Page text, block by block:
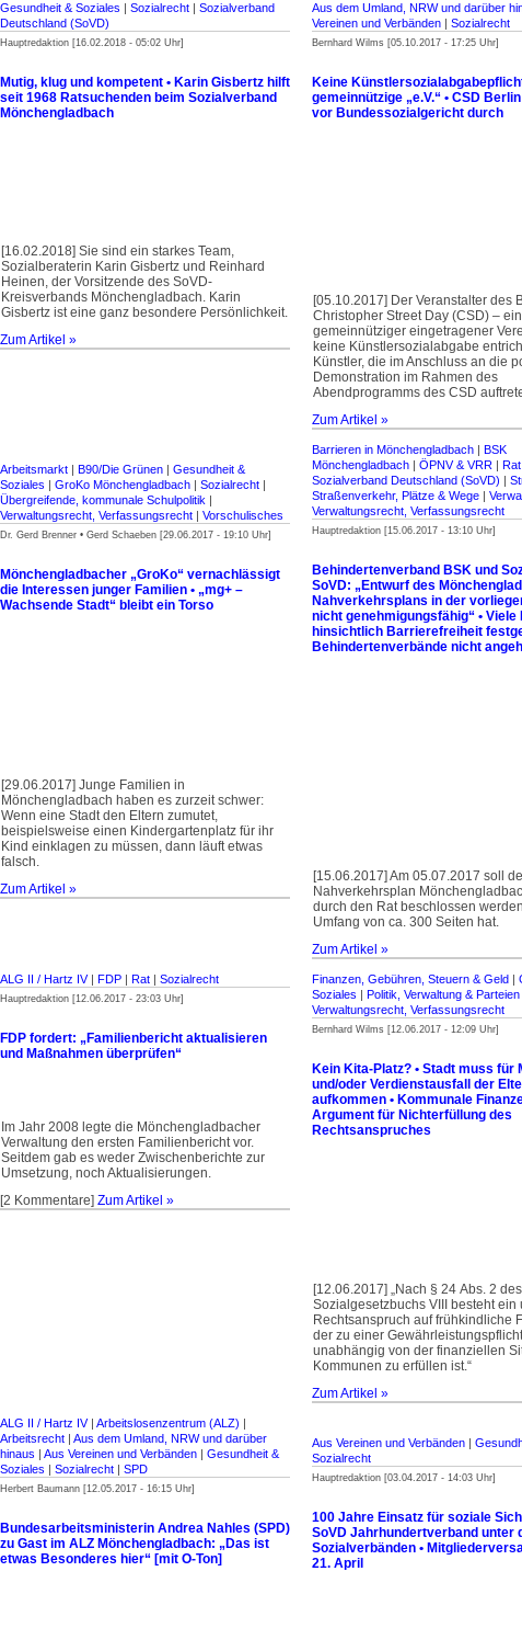
Gesundheit & Soziales | Sozialrecht | Sozialverband
Deutschland (SoVD)
Hauptredaktion [16.02.2018 - 05:02 Uhr]
Mutig, klug und kompetent • Karin Gisbertz hilft
seit 1968 Ratsuchenden beim Sozialverband
Mönchengladbach
[16.02.2018] Sie sind ein starkes Team,
Sozialberaterin Karin Gisbertz und Reinhard
Heinen, der Vorsitzende des SoVD-
Kreisverbands Mönchengladbach. Karin
Gisbertz ist eine ganz besondere Persönlichkeit.
Zum Artikel »
Aus dem Umland, NRW und darüber
Vereinen und Verbänden | Sozialrecht
Bernhard Wilms [05.10.2017 - 17:25 Uhr]
Keine
gemeinnützige „e.V.“ • CSD
vor Bundessozialgericht durch
[05.10.2017] Der Veranstalter des
Christopher Street Day (CSD) – ein
gemeinnütziger eingetragener
keine Künstlersozialabgabe
Künstler, die im Anschluss an die
Demonstration im Rahmen des
Abendprogramms des CSD
Zum Artikel »
Arbeitsmarkt | B90/Die Grünen | Gesundheit &
Soziales | GroKo Mönchengladbach | Sozialrecht |
Übergreifende, kommunale Schulpolitik |
Verwaltungsrecht, Verfassungsrecht | Vorschulisches
Dr. Gerd Brenner • Gerd Schaeben [29.06.2017 - 19:10 Uhr]
Mönchengladbacher „GroKo“ vernachlässigt
die Interessen junger Familien • „mg+ –
Wachsende Stadt“ bleibt ein Torso
[29.06.2017] Junge Familien in
Mönchengladbach haben es zurzeit schwer:
Wenn eine Stadt den Eltern zumutet,
beispielsweise einen Kindergartenplatz für ihr
Kind einklagen zu müssen, dann läuft etwas
falsch.
Zum Artikel »
Barrieren in Mönchengladbach | BSK
Mönchengladbach | ÖPNV & VRR | Rat
Sozialverband Deutschland (SoVD) |
Straßenverkehr, Plätze & Wege |
Verwaltungsrecht, Verfassungsrecht
Hauptredaktion [15.06.2017 - 13:10 Uhr]
Behindertenverband BSK und
SoVD: „Entwurf des
Nahverkehrsplans in der
nicht genehmigungsfähig“ • Viele
hinsichtlich Barrierefreiheit
Behindertenverbände nicht
[15.06.2017] Am 05.07.2017 soll
Nahverkehrsplan
durch den Rat beschlossen
Umfang von ca. 300 Seiten hat.
Zum Artikel »
ALG II / Hartz IV| FDP | Rat | Sozialrecht
Hauptredaktion [12.06.2017 - 23:03 Uhr]
FDP fordert: „Familienbericht aktualisieren
und Maßnahmen überprüfen“
Im Jahr 2008 legte die Mönchengladbacher
Verwaltung den ersten Familienbericht vor.
Seitdem gab es weder Zwischenberichte zur
Umsetzung, noch Aktualisierungen.
[2 Kommentare] Zum Artikel »
Finanzen, Gebühren, Steuern & Geld |
Soziales | Politik, Verwaltung & Parteien
Verwaltungsrecht, Verfassungsrecht
Bernhard Wilms [12.06.2017 - 12:09 Uhr]
Kein Kita-Platz? • Stadt muss für
und/oder Verdienstausfall der
aufkommen • Kommunale
Argument für Nichterfüllung des
Rechtsanspruches
[12.06.2017] „Nach § 24 Abs. 2 des
Sozialgesetzbuchs VIII besteht ein
Rechtsanspruch auf frühkindliche
der zu einer
unabhängig von der finanziellen
Kommunen zu erfüllen ist.“
Zum Artikel »
ALG II / Hartz IV| Arbeitslosenzentrum (ALZ) |
Arbeitsrecht | Aus dem Umland, NRW und darüber
hinaus | Aus Vereinen und Verbänden | Gesundheit &
Soziales | Sozialrecht | SPD
Herbert Baumann [12.05.2017 - 16:15 Uhr]
Bundesarbeitsministerin Andrea Nahles (SPD)
zu Gast im ALZ Mönchengladbach: „Das ist
etwas Besonderes hier“ [mit O-Ton]
Aus Vereinen und Verbänden |
Sozialrecht
Hauptredaktion [03.04.2017 - 14:03 Uhr]
100 Jahre Einsatz für soziale
SoVD Jahrhundertverband unter
Sozialverbänden •
21. April